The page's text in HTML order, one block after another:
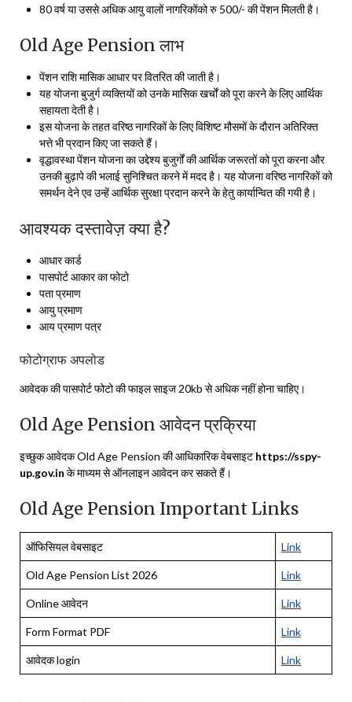
80 वर्ष या उससे अधिक आयु वालों नागरिकोंको रु 500/- की पेंशन मिलती है।
Old Age Pension लाभ
पेंशन राशि मासिक आधार पर वितरित की जाती है।
यह योजना बुजुर्ग व्यक्तियों को उनके मासिक खर्चों को पूरा करने के लिए आर्थिक
सहायता देती है।
इस योजना के तहत वरिष्ठ नागरिकों के लिए विशिष्ट मौसमों के दौरान अतिरिक्त
भत्ते भी प्रदान किए जा सकते हैं।
वृद्धावस्था पेंशन योजना का उद्देश्य बुजुर्गों की आर्थिक जरूरतों को पूरा करना और
उनकी बुढ़ापे की भलाई सुनिश्चित करने में मदद है। यह योजना वरिष्ठ नागरिकों को
समर्थन देने एव उन्हें आर्थिक सुरक्षा प्रदान करने के हेतु कार्यान्वित की गयी है।
आवश्यक दस्तावेज़ क्या है?
आधार कार्ड
पासपोर्ट आकार का फोटो
पता प्रमाण
आयु प्रमाण
आय प्रमाण पत्र
फोटोग्राफ अपलोड
आवेदक की पासपोर्ट फोटो की फाइल साइज 20kb से अधिक नहीं होना चाहिए।
Old Age Pension आवेदन प्रक्रिया
इच्छुक आवेदक Old Age Pension की आधिकारिक वेबसाइट https://sspy-
up.gov.in के माध्यम से ऑनलाइन आवेदन कर सकते हैं।
Old Age Pension Important Links
ऑफिसियल वेबसाइट Link
Old Age Pension List 2026 Link
Online आवेदन Link
Form Format PDF Link
आवेदक login Link